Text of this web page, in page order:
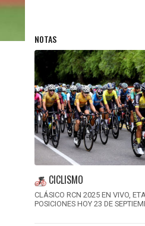
NOTAS
CICLISMO
CLÁSICO RCN 2025 EN VIVO,
POSICIONES HOY 23 DE